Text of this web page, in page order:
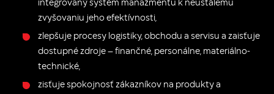
zvyšovaniu jeho efektívnosti,
zlepšuje procesy logistiky, obchodu a servisu a zaisťuje
dostupné zdroje – finančné, personálne, materiálno-
technické,
zisťuje spokojnosť zákazníkov na produkty a